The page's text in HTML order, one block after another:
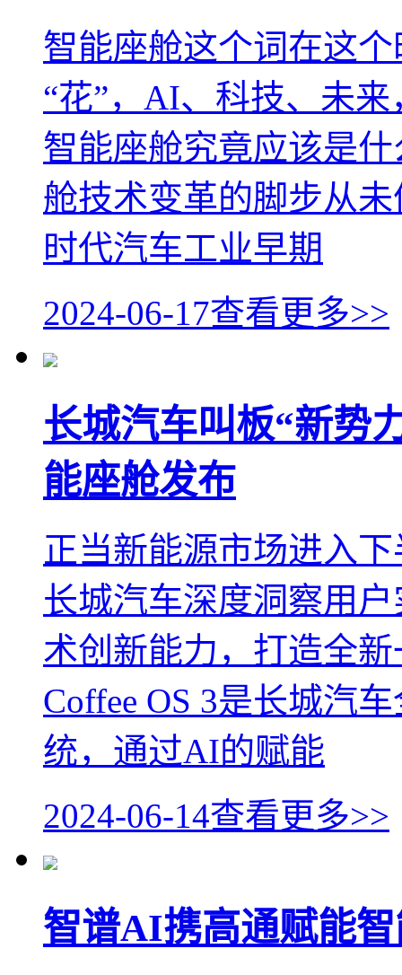
智能座舱这个词在这
“花”，AI、科技、未
智能座舱究竟应该是
舱技术变革的脚步从
时代汽车工业早期
2024-06-17查看更多>>
长城汽车叫板“新势
能座舱发布
正当新能源市场进入
长城汽车深度洞察用
术创新能力，打造全新
Coffee OS 3是长城汽
统，通过AI的赋能
2024-06-14查看更多>>
智谱AI携高通赋能